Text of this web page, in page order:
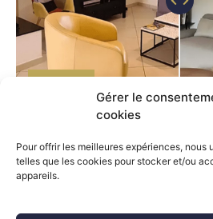
Gérer le
cookies
Pour offrir les meilleures expériences, nous
telles que les cookies pour stocker et/ou
appareils.
Menu